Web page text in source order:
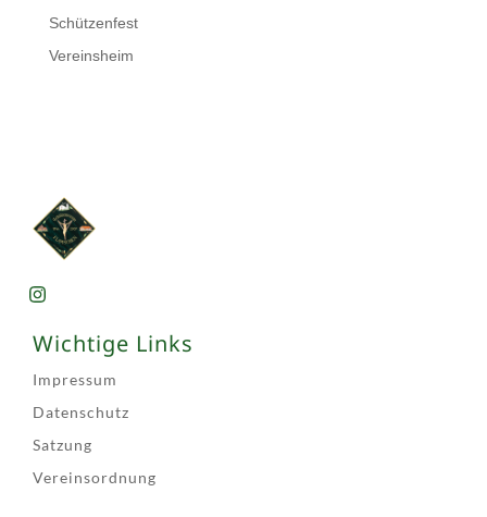
Schützenfest
Vereinsheim
Wichtige Links
Impressum
Datenschutz
Satzung
Vereinsordnung